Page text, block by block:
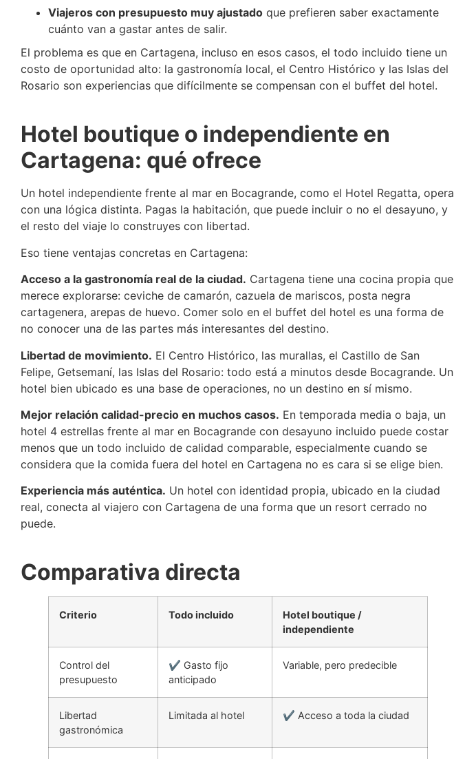
Viajeros con presupuesto muy ajustado que prefieren saber exactamente
cuánto van a gastar antes de salir.
El problema es que en Cartagena, incluso en esos casos, el todo incluido tiene un
costo de oportunidad alto: la gastronomía local, el Centro Histórico y las Islas del
Rosario son experiencias que difícilmente se compensan con el buffet del hotel.
Hotel boutique o independiente en
Cartagena: qué ofrece
Un hotel independiente frente al mar en Bocagrande, como el Hotel Regatta, opera
con una lógica distinta. Pagas la habitación, que puede incluir o no el desayuno, y
el resto del viaje lo construyes con libertad.
Eso tiene ventajas concretas en Cartagena:
Acceso a la gastronomía real de la ciudad. Cartagena tiene una cocina propia que
merece explorarse: ceviche de camarón, cazuela de mariscos, posta negra
cartagenera, arepas de huevo. Comer solo en el buffet del hotel es una forma de
no conocer una de las partes más interesantes del destino.
Libertad de movimiento. El Centro Histórico, las murallas, el Castillo de San
Felipe, Getsemaní, las Islas del Rosario: todo está a minutos desde Bocagrande. Un
hotel bien ubicado es una base de operaciones, no un destino en sí mismo.
Mejor relación calidad-precio en muchos casos. En temporada media o baja, un
hotel 4 estrellas frente al mar en Bocagrande con desayuno incluido puede costar
menos que un todo incluido de calidad comparable, especialmente cuando se
considera que la comida fuera del hotel en Cartagena no es cara si se elige bien.
Experiencia más auténtica. Un hotel con identidad propia, ubicado en la ciudad
real, conecta al viajero con Cartagena de una forma que un resort cerrado no
puede.
Comparativa directa
Criterio Todo incluido
Hotel boutique /
independiente
Control del
presupuesto
✔ Gasto fijo
anticipado
Variable, pero predecible
Libertad
gastronómica
Limitada al hotel ✔ Acceso a toda la ciudad